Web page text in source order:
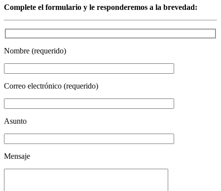
Complete el formulario y le responderemos a la brevedad:
Nombre (requerido)
Correo electrónico (requerido)
Asunto
Mensaje